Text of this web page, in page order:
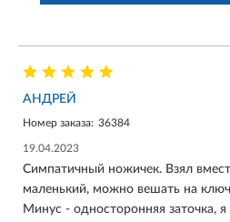
АНДРЕЙ
Номер заказа: 36384
19.04.2023
Симпатичный ножичек. Взял
маленький, можно вешать на
Минус - односторонняя заточка,